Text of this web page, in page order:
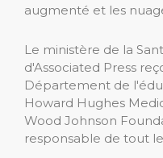
augmenté et les
Le ministère de la
d'Associated Press
Département de
Howard Hughes
Wood Johnson
responsable de tout